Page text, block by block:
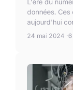
L'ère du
données. Ces
aujourd'hui
24 mai 2024